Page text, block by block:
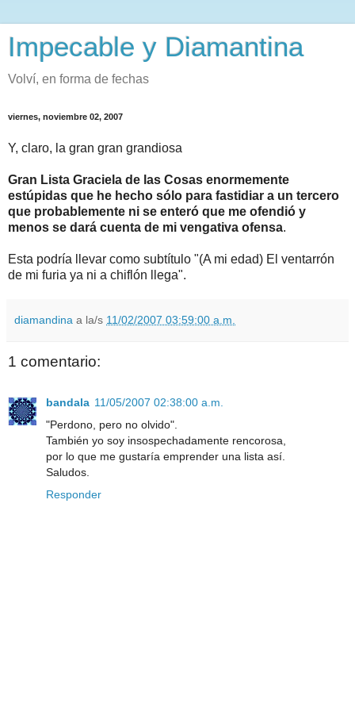
Impecable y Diamantina
Volví, en forma de fechas
viernes, noviembre 02, 2007
Y, claro, la gran gran grandiosa
Gran Lista Graciela de las Cosas enormemente
estúpidas que he hecho sólo para fastidiar a un tercero
que probablemente ni se enteró que me ofendió y
menos se dará cuenta de mi vengativa ofensa.
Esta podría llevar como subtítulo "(A mi edad) El ventarrón
de mi furia ya ni a chiflón llega".
diamandina a la/s 11/02/2007 03:59:00 a.m.
1 comentario:
bandala 11/05/2007 02:38:00 a.m.
"Perdono, pero no olvido".
También yo soy insospechadamente rencorosa,
por lo que me gustaría emprender una lista así.
Saludos.
Responder